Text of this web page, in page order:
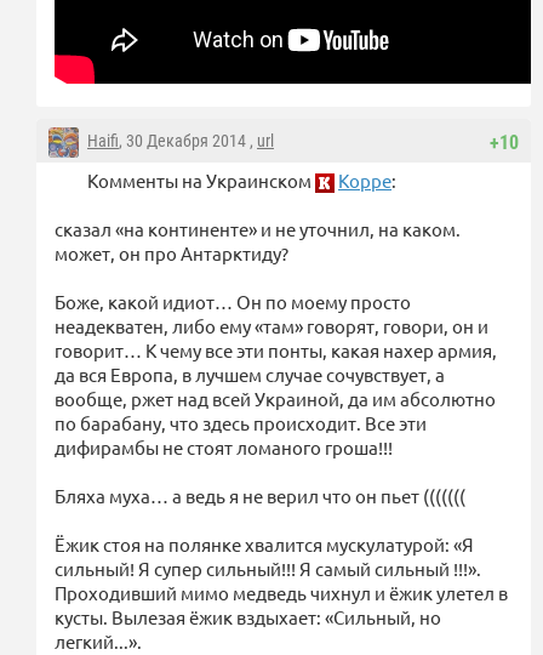
+10
Haifi, 30 Декабря 2014 , url
Комменты на Украинском Корре:
сказал «на континенте» и не уточнил, на каком.
может, он про Антарктиду?
Боже, какой идиот… Он по моему просто
неадекватен, либо ему «там» говорят, говори, он и
говорит… К чему все эти понты, какая нахер армия,
да вся Европа, в лучшем случае сочувствует, а
вообще, ржет над всей Украиной, да им абсолютно
по барабану, что здесь происходит. Все эти
дифирамбы не стоят ломаного гроша!!!
Бляха муха… а ведь я не верил что он пьет (((((((
Ёжик стоя на полянке хвалится мускулатурой: «Я
сильный! Я супер сильный!!! Я самый сильный !!!».
Проходивший мимо медведь чихнул и ёжик улетел в
кусты. Вылезая ёжик вздыхает: «Сильный, но
легкий...».